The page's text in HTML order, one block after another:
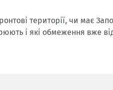
території, чи має
і які обмеження вже